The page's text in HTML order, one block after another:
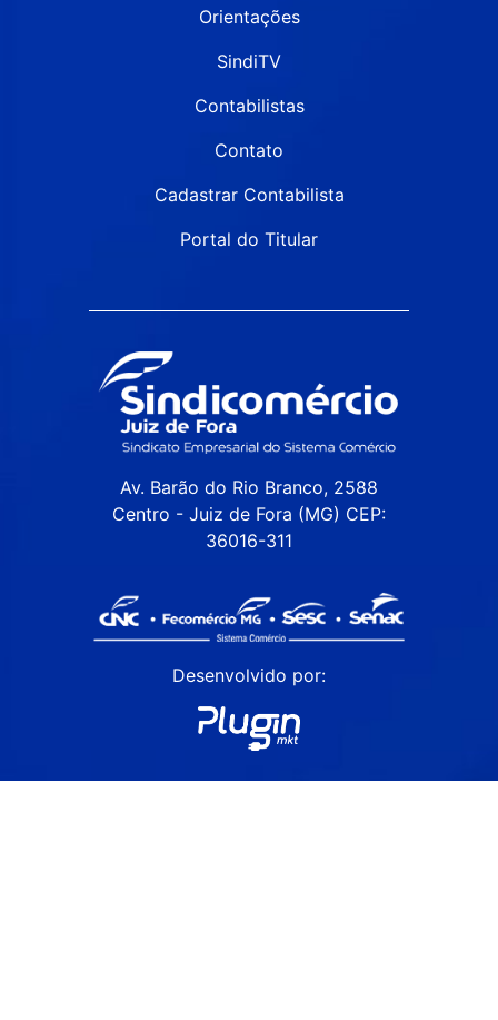
Orientações
SindiTV
Contabilistas
Contato
Cadastrar Contabilista
Portal do Titular
Av. Barão do Rio Branco, 2588
Centro - Juiz de Fora (MG) CEP:
36016-311
Desenvolvido por: